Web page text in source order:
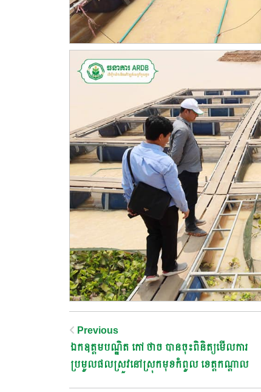
Post
Navigation
Previous
ឯកឧត្តមបណ្ឌិត​ កៅ​ ថាច​ បានចុះពិនិត្យមេីលការ
ប្រមូលផលស្រូវនៅស្រុកមុខកំពូល​ ខេត្តកណ្តាល